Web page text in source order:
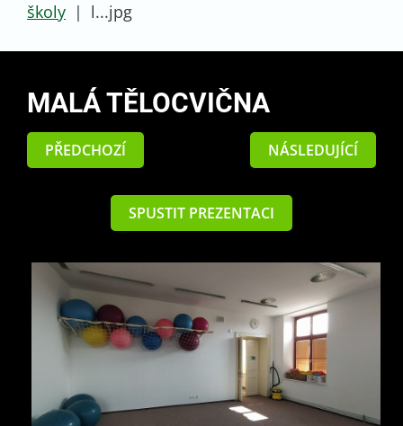
školy | l...jpg
MALÁ TĚLOCVIČNA
PŘEDCHOZÍ NÁSLEDUJÍCÍ
SPUSTIT PREZENTACI